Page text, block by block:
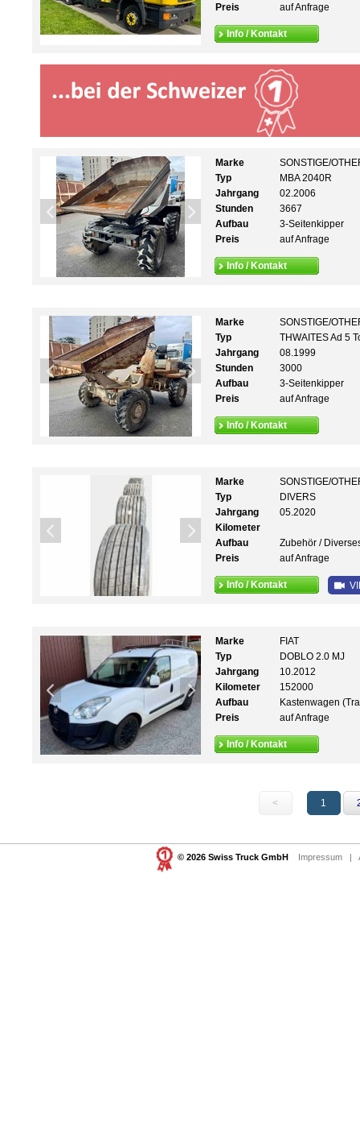
Preis
auf Anfrage
Info / Kontakt
Marke
SONSTIGE/
Typ
MBA 2040R
Jahrgang
02.2006
Stunden
3667
Aufbau
3-Seitenkipper
Preis
auf Anfrage
Info / Kontakt
Marke
SONSTIGE/
Typ
THWAITES Ad 5
Jahrgang
08.1999
Stunden
3000
Aufbau
3-Seitenkipper
Preis
auf Anfrage
Info / Kontakt
Marke
SONSTIGE/
Typ
DIVERS
Jahrgang
05.2020
Kilometer
Aufbau
Zubehör /
Preis
auf Anfrage
Info / Kontakt
Marke
FIAT
Typ
DOBLO 2.0 MJ
Jahrgang
10.2012
Kilometer
152000
Aufbau
Kastenwagen
Preis
auf Anfrage
Info / Kontakt
< 1
© 2026 Swiss Truck GmbH Impressum |